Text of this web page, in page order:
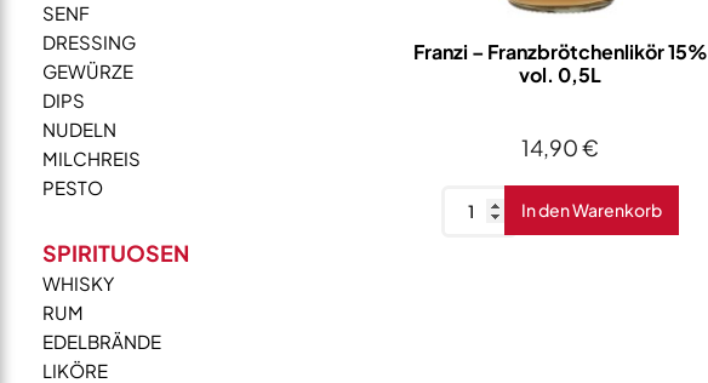
SENF
DRESSING
GEWÜRZE
DIPS
NUDELN
MILCHREIS
PESTO
SPIRITUOSEN
WHISKY
RUM
EDELBRÄNDE
LIKÖRE
Franzi – Franzbrötchenlikör 15%
vol. 0,5L
14,90€
In den Warenkorb